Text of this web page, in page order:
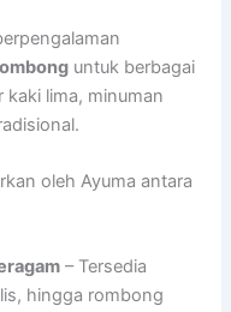
untuk berbagai
kaki lima, minuman
oleh Ayuma antara
– Tersedia
hingga rombong